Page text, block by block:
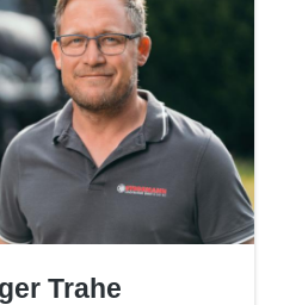
Trahe